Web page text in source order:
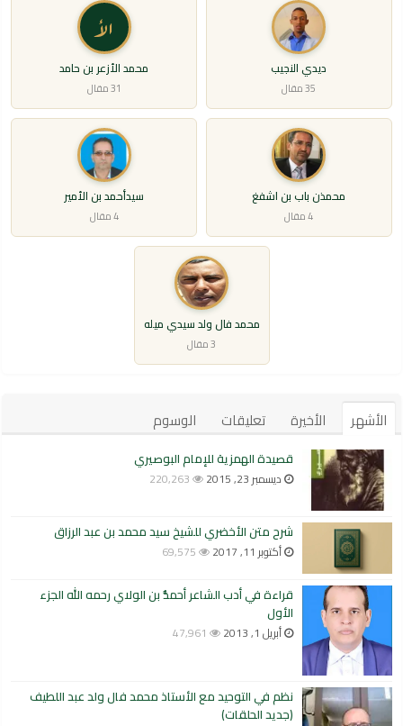
ديدي النجيب
35 مقال
الأ
محمد الأزعر بن حامد
31 مقال
محمذن باب بن اشفغ
4 مقال
سيدأحمد بن الأمير
4 مقال
محمد فال ولد سيدي ميله
3 مقال
الأشهر الأخيرة تعليقات الوسوم
قصيدة الهمزية للإمام البوصيري
ديسمبر 23, 2015 220,263
شرح متن الأخضري للشيخ سيد محمد بن عبد الرزاق
أكتوبر 11, 2017 69,575
قراءة في أدب الشاعر أحمدُّ بن الولاي رحمه الله الجزء
الأول
أبريل 1, 2013 47,961
نظم في التوحيد مع الأستاذ محمد فال ولد عبد اللطيف
(جديد الحلقات)